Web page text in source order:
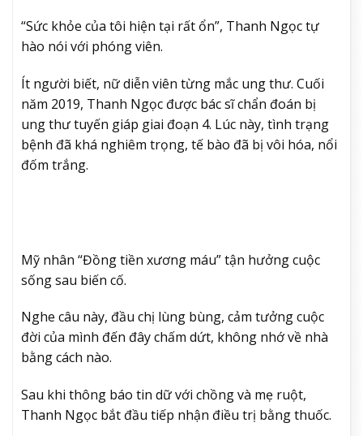
“Sức khỏe của tôi hiện tại rất ổn”, Thanh Ngọc tự
hào nói với phóng viên.
Ít người biết, nữ diễn viên từng mắc ung thư. Cuối
năm 2019, Thanh Ngọc được bác sĩ chẩn đoán bị
ung thư tuyến giáp giai đoạn 4. Lúc này, tình trạng
bệnh đã khá nghiêm trọng, tế bào đã bị vôi hóa, nổi
đốm trắng.
Mỹ nhân “Đồng tiền xương máu” tận hưởng cuộc
sống sau biến cố.
Nghe câu này, đầu chị lùng bùng, cảm tưởng cuộc
đời của mình đến đây chấm dứt, không nhớ về nhà
bằng cách nào.
Sau khi thông báo tin dữ với chồng và mẹ ruột,
Thanh Ngọc bắt đầu tiếp nhận điều trị bằng thuốc.